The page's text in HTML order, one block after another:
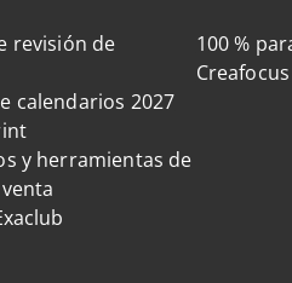
revisión de
calendarios 2027
y herramientas de
100 %
Creafocus